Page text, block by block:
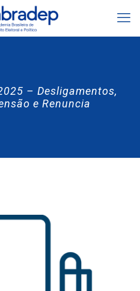
– Desligamentos,
e Renuncia